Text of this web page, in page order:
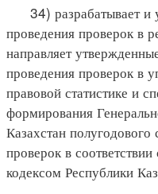
34) разрабатывает и
проведения проверок в
направляет
проведения проверок в
правовой статистике и
формирования
Казахстан
проверок в
кодексом Республики